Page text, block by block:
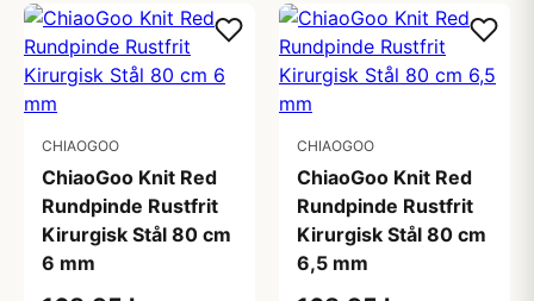
CHIAOGOO
ChiaoGoo Knit Red
Rundpinde Rustfrit
Kirurgisk Stål 80 cm
6 mm
CHIAOGOO
ChiaoGoo Knit Red
Rundpinde Rustfrit
Kirurgisk Stål 80 cm
6,5 mm